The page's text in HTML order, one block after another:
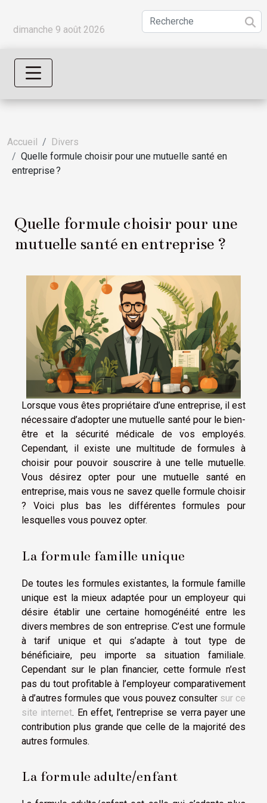
dimanche 9 août 2026
Accueil
Divers
Quelle formule choisir pour une mutuelle santé en
entreprise ?
Quelle formule choisir pour une
mutuelle santé en entreprise ?
Lorsque vous êtes propriétaire d’une entreprise, il est
nécessaire d’adopter une mutuelle santé pour le bien-
être et la sécurité médicale de vos employés.
Cependant, il existe une multitude de formules à
choisir pour pouvoir souscrire à une telle mutuelle.
Vous désirez opter pour une mutuelle santé en
entreprise, mais vous ne savez quelle formule choisir
? Voici plus bas les différentes formules pour
lesquelles vous pouvez opter.
La formule famille unique
De toutes les formules existantes, la formule famille
unique est la mieux adaptée pour un employeur qui
désire établir une certaine homogénéité entre les
divers membres de son entreprise. C’est une formule
à tarif unique et qui s’adapte à tout type de
bénéficiaire, peu importe sa situation familiale.
Cependant sur le plan financier, cette formule n’est
pas du tout profitable à l’employeur comparativement
à d’autres formules que vous pouvez consulter sur ce
site internet. En effet, l’entreprise se verra payer une
contribution plus grande que celle de la majorité des
autres formules.
La formule adulte/enfant